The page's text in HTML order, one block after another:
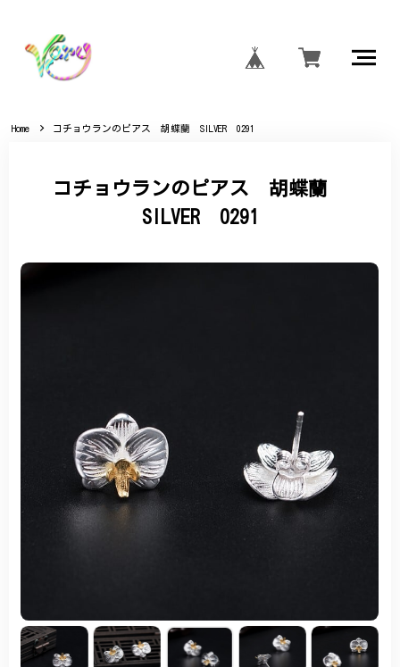
Home コチョウランのピアス 胡蝶蘭 SILVER 0291
コチョウランのピアス 胡蝶蘭
SILVER 0291